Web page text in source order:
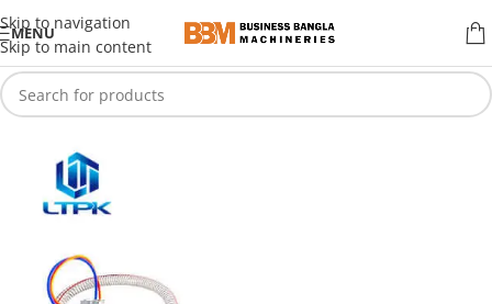
Skip to navigation
Skip to main content
MENU